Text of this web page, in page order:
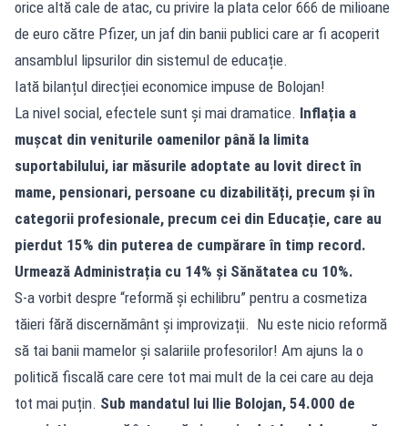
orice altă cale de atac, cu privire la plata celor 666 de milioane
de euro către Pfizer, un jaf din banii publici care ar fi acoperit
ansamblul lipsurilor din sistemul de educație.
Iată bilanțul direcției economice impuse de Bolojan!
La nivel social, efectele sunt și mai dramatice. Inflația a
mușcat din veniturile oamenilor până la limita
suportabilului, iar măsurile adoptate au lovit direct în
mame, pensionari, persoane cu dizabilități, precum și în
categorii profesionale, precum cei din Educație, care au
pierdut 15% din puterea de cumpărare în timp record.
Urmează Administrația cu 14% și Sănătatea cu 10%.
S-a vorbit despre “reformă și echilibru” pentru a cosmetiza
tăieri fără discernământ și improvizații. Nu este nicio reformă
să tai banii mamelor și salariile profesorilor! Am ajuns la o
politică fiscală care cere tot mai mult de la cei care au deja
tot mai puțin. Sub mandatul lui Ilie Bolojan, 54.000 de